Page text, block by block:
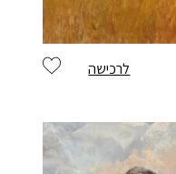
לרכישה